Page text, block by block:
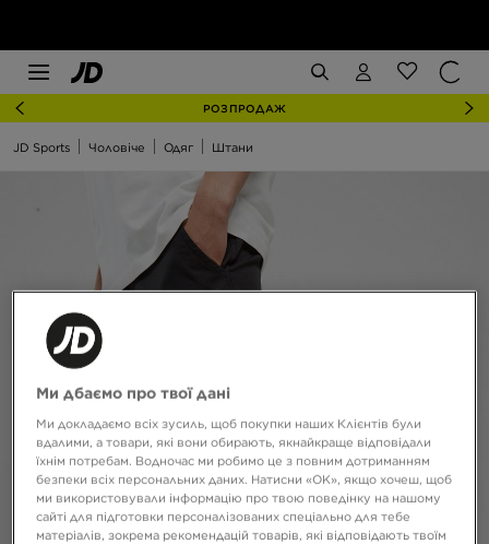
РОЗПРОДАЖ
JD Sports Чоловіче Одяг Штани
Ми дбаємо про твої дані
Ми докладаємо всіх зусиль, щоб покупки наших Клієнтів були
вдалими, а товари, які вони обирають, якнайкраще відповідали
їхнім потребам. Водночас ми робимо це з повним дотриманням
безпеки всіх персональних даних. Натисни «OK», якщо хочеш, щоб
ми використовували інформацію про твою поведінку на нашому
сайті для підготовки персоналізованих спеціально для тебе
матеріалів, зокрема рекомендацій товарів, які відповідають твоїм